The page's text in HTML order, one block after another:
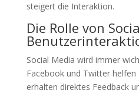
steigert die Interaktion.
Die Rolle von
Social Media wird immer
Facebook und Twitter helfen
erhalten direktes Feedback